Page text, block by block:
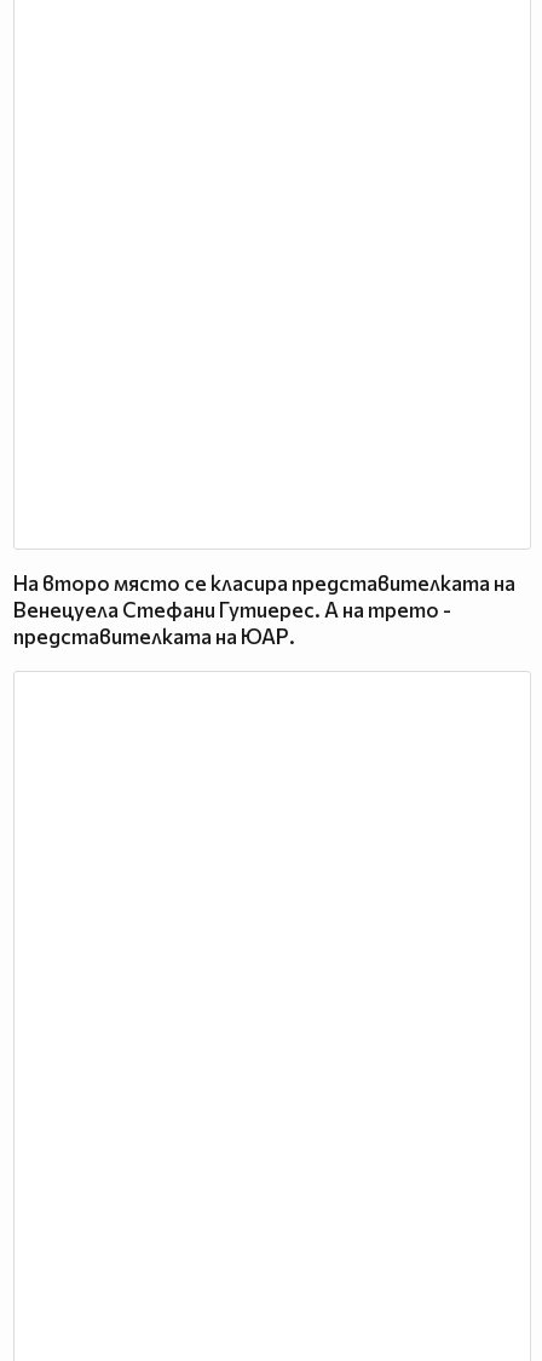
На второ място се класира представителката на
Венецуела Стефани Гутиерес. А на трето -
представителката на ЮАР.